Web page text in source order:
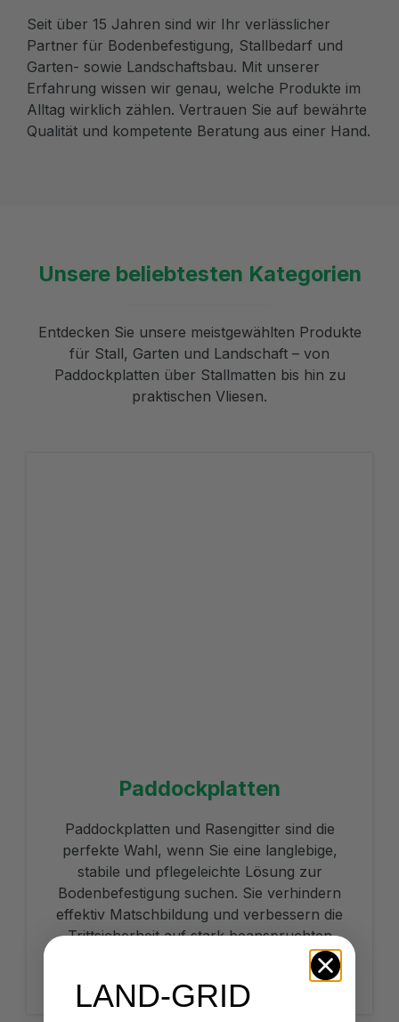
Seit über 15 Jahren sind wir Ihr verlässlicher
Partner für Bodenbefestigung, Stallbedarf und
Garten- sowie Landschaftsbau. Mit unserer
Erfahrung wissen wir genau, welche Produkte im
Alltag wirklich zählen. Vertrauen Sie auf bewährte
Qualität und kompetente Beratung aus einer Hand.
Unsere beliebtesten Kategorien
Entdecken Sie unsere meistgewählten Produkte
für Stall, Garten und Landschaft – von
Paddockplatten über Stallmatten bis hin zu
praktischen Vliesen.
Paddockplatten
Paddockplatten und Rasengitter sind die
perfekte Wahl, wenn Sie eine langlebige,
stabile und pflegeleichte Lösung zur
Bodenbefestigung suchen. Sie verhindern
effektiv Matschbildung und verbessern die
Trittsicherheit auf stark beanspruchten
LAND-GRID